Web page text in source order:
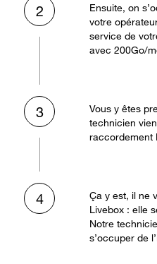
2
Ensuite, on
votre
service de
avec 200Go/
3
Vous y êtes
technicien
raccordement
4
Ça y est, il ne
Livebox : elle
Notre
s’occuper de